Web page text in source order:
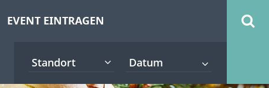
EVENT EINTRAGEN
Standort